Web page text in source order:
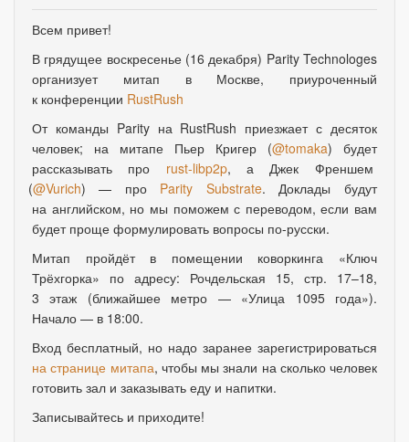
Всем привет!
В грядущее воскресенье (16 декабря) Parity Technologes
организует митап в Москве,
приуроченный
к конференции RustRush
От команды Parity на RustRush приезжает с десяток
человек; на митапе Пьер Кригер
(@tomaka) будет
рассказывать про rust-libp2p, а Джек Френшем
(@Vurich) — про Parity Substrate. Доклады будут
на английском, но мы поможем с переводом, если вам
будет проще формулировать вопросы по-русски.
Митап пройдёт в помещении коворкинга
«Ключ
Трёхгорка» по адресу: Рочдельская 15, стр. 17–18,
3 этаж
(ближайшее метро — «Улица 1095 года»).
Начало — в 18:00.
Вход бесплатный, но надо заранее зарегистрироваться
на странице митапа, чтобы мы знали на сколько человек
готовить зал и заказывать еду и напитки.
Записывайтесь и приходите!